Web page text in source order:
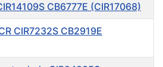
CB6777E (CIR17068)
CIR7232S CB2919E